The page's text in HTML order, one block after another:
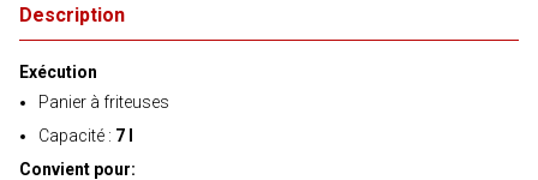
Description
Exécution
Panier à friteuses
Capacité : 7 l
Convient pour: